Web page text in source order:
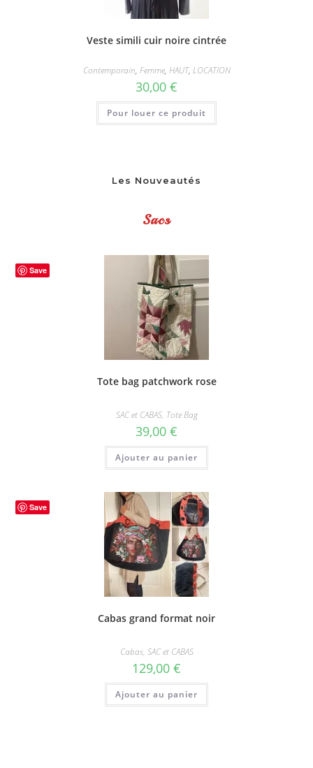
produit
Veste simili cuir noire cintrée
Contemporain, Femme, HAUT, LOCATION
30,00 €
Pour louer ce produit
Les Nouveautés
Sacs
Save
Tote bag patchwork rose
SAC et CABAS, Tote Bag
39,00 €
Ajouter au panier
Save
Cabas grand format noir
Cabas, SAC et CABAS
129,00 €
Ajouter au panier